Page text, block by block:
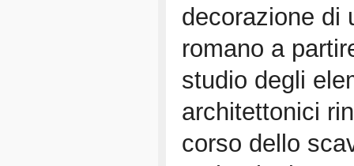
decorazione di
romano a
studio degli
architettonici
corso dello